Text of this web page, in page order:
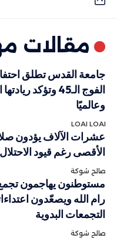
مقالات
جامعة القدس تطلق
الفوج الـ45 وتؤكد
وعالميًا
LOAI LOAI
عشرات الآلاف يؤدون
الأقصى رغم قيود الاحتلال
صالح شوكة
مستوطنون يهاجمون
رام الله ويصعّدون
التجمعات البدوية
صالح شوكة